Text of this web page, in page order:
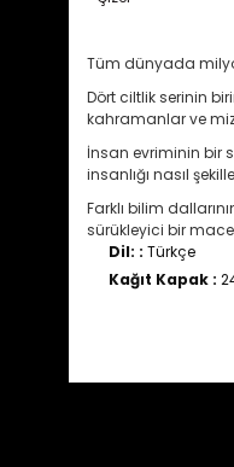
Tüm dünyada
Dört ciltlik serinin
kahramanlar ve
İnsan evriminin bir
insanlığı nasıl
Farklı bilim
sürükleyici bir
Dil: : Türkçe
Kağıt Kapak :
Görüş ve